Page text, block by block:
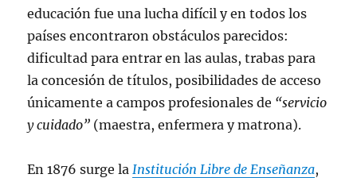
educación fue una lucha difícil y en todos los
países encontraron obstáculos parecidos:
dificultad para entrar en las aulas, trabas para
la concesión de títulos, posibilidades de acceso
únicamente a campos profesionales de “servicio
y cuidado” (maestra, enfermera y matrona).
En 1876 surge laInstitución Libre de Enseñanza,